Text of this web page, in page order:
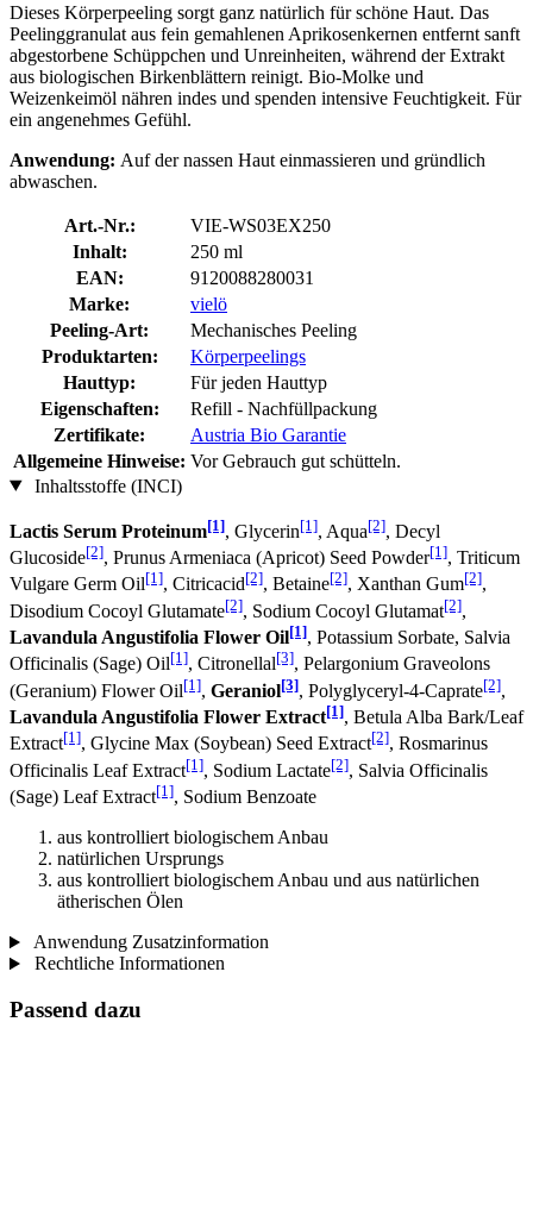
Dieses Körperpeeling sorgt ganz natürlich für schöne Haut. Das
Peelinggranulat aus fein gemahlenen Aprikosenkernen entfernt sanft
abgestorbene Schüppchen und Unreinheiten, während der Extrakt
aus biologischen Birkenblättern reinigt. Bio-Molke und
Weizenkeimöl nähren indes und spenden intensive Feuchtigkeit. Für
ein angenehmes Gefühl.
Anwendung: Auf der nassen Haut einmassieren und gründlich
abwaschen.
Art.-Nr.:
VIE-WS03EX250
Inhalt:
250 ml
EAN:
9120088280031
Marke:
vielö
Peeling-Art:
Mechanisches Peeling
Produktarten:
Körperpeelings
Hauttyp:
Für jeden Hauttyp
Eigenschaften:
Refill - Nachfüllpackung
Zertifikate:
Austria Bio Garantie
Allgemeine Hinweise: Vor Gebrauch gut schütteln.
Inhaltsstoffe (INCI)
Lactis Serum Proteinum[1], Glycerin[1], Aqua[2], Decyl
Glucoside[2], Prunus Armeniaca (Apricot) Seed Powder[1], Triticum
Vulgare Germ Oil[1], Citricacid[2], Betaine[2], Xanthan Gum[2],
Disodium Cocoyl Glutamate[2], Sodium Cocoyl Glutamat[2],
Lavandula Angustifolia Flower Oil[1], Potassium Sorbate, Salvia
Officinalis (Sage) Oil[1], Citronellal[3], Pelargonium Graveolons
(Geranium) Flower Oil[1], Geraniol[3], Polyglyceryl-4-Caprate[2],
Lavandula Angustifolia Flower Extract[1], Betula Alba Bark/Leaf
Extract[1], Glycine Max (Soybean) Seed Extract[2], Rosmarinus
Officinalis Leaf Extract[1], Sodium Lactate[2], Salvia Officinalis
(Sage) Leaf Extract[1], Sodium Benzoate
aus kontrolliert biologischem Anbau
natürlichen Ursprungs
aus kontrolliert biologischem Anbau und aus natürlichen
ätherischen Ölen
Anwendung Zusatzinformation
Rechtliche Informationen
Passend dazu